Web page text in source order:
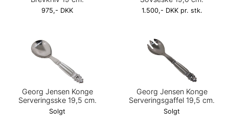
975,- DKK 1.500,- DKK pr. stk.
Georg Jensen Konge
Serveringsske 19,5 cm.
Solgt
Georg Jensen Konge
Serveringsgaffel 19,5 cm.
Solgt